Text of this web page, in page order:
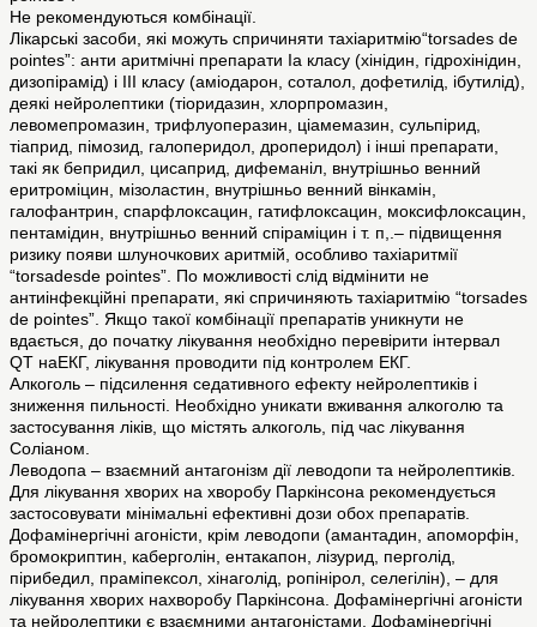
Не рекомендуються комбінації.
Лікарські засоби, які можуть спричиняти тахіаритмію“torsades de
pointes”: анти аритмічні препарати Iа класу (хінідин, гідрохінідин,
дизопірамід) і III класу (аміодарон, соталол, дофетилід, ібутилід),
деякі нейролептики (тіоридазин, хлорпромазин,
левомепромазин, трифлуоперазин, ціамемазин, сульпірид,
тіаприд, пімозид, галоперидол, дроперидол) і інші препарати,
такі як бепридил, цисаприд, дифеманіл, внутрішньо венний
еритроміцин, мізоластин, внутрішньо венний вінкамін,
галофантрин, спарфлоксацин, гатифлоксацин, моксифлоксацин,
пентамідин, внутрішньо венний спіраміцин і т. п,.– підвищення
ризику появи шлуночкових аритмій, особливо тахіаритмії
“torsadesde pointes”. По можливості слід відмінити не
антиінфекційні препарати, які спричиняють тахіаритмію “torsades
de pointes”. Якщо такої комбінації препаратів уникнути не
вдається, до початку лікування необхідно перевірити інтервал
QТ наЕКГ, лікування проводити під контролем ЕКГ.
Алкоголь – підсилення седативного ефекту нейролептиків і
зниження пильності. Необхідно уникати вживання алкоголю та
застосування ліків, що містять алкоголь, під час лікування
Соліаном.
Леводопа – взаємний антагонізм дії леводопи та нейролептиків.
Для лікування хворих на хворобу Паркінсона рекомендується
застосовувати мінімальні ефективні дози обох препаратів.
Дофамінергічні агоністи, крім леводопи (амантадин, апоморфін,
бромокриптин, каберголін, ентакапон, лізурид, перголід,
пірибедил, праміпексол, хінаголід, ропінірол, селегілін), – для
лікування хворих нахворобу Паркінсона. Дофамінергічні агоністи
та нейролептики є взаємними антагоністами. Дофамінергічні